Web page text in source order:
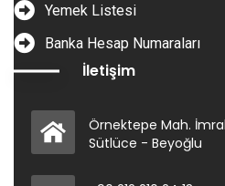
Yemek Listesi
Banka Hesap Numaraları
İletişim
Örnektepe Mah.
Sütlüce - Beyoğlu